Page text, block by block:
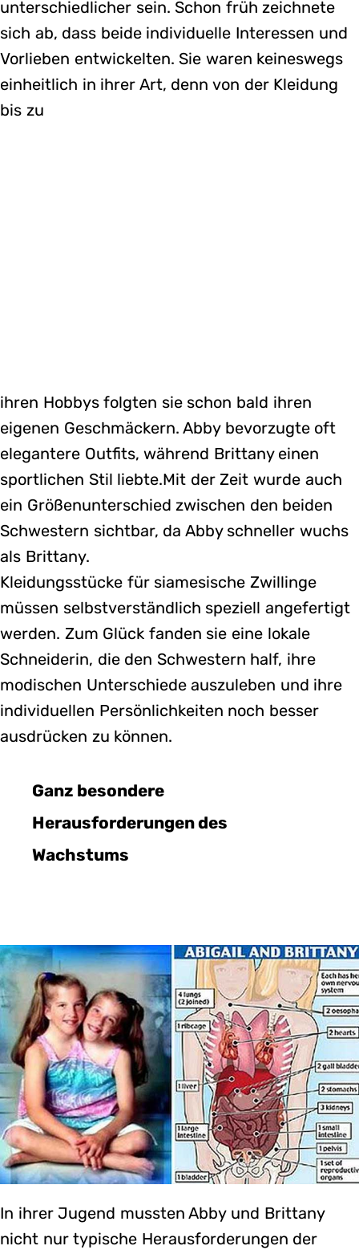
unterschiedlicher sein. Schon früh zeichnete
sich ab, dass beide individuelle Interessen und
Vorlieben entwickelten. Sie waren keineswegs
einheitlich in ihrer Art, denn von der Kleidung
bis zu
ihren Hobbys folgten sie schon bald ihren
eigenen Geschmäckern. Abby bevorzugte oft
elegantere Outfits, während Brittany einen
sportlichen Stil liebte.Mit der Zeit wurde auch
ein Größenunterschied zwischen den beiden
Schwestern sichtbar, da Abby schneller wuchs
als Brittany.
Kleidungsstücke für siamesische Zwillinge
müssen selbstverständlich speziell angefertigt
werden. Zum Glück fanden sie eine lokale
Schneiderin, die den Schwestern half, ihre
modischen Unterschiede auszuleben und ihre
individuellen Persönlichkeiten noch besser
ausdrücken zu können.
Ganz besondere
Herausforderungen des
Wachstums
In ihrer Jugend mussten Abby und Brittany
nicht nur typische Herausforderungen der